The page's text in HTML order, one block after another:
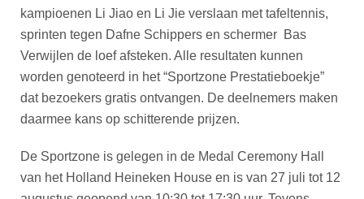
Samenwerking
Formulieren
Alle Verenigingen
Nieuws
Witte Vlekkenplan
JPT
JEC
Veteranenwedstrijden
Wedstrijdorganisatie
Nieuws
Aanvragen van scheidsrechters
Nieuws
Scheidsrechterslijst
Scheidsrechter Documentatie
Opleidingen
Tuchtzaken
Archief
kampioenen Li Jiao en Li Jie verslaan met tafeltennis,
sprinten tegen Dafne Schippers en schermer Bas
Verwijlen de loef afsteken. Alle resultaten kunnen
worden genoteerd in het “Sportzone Prestatieboekje”
dat bezoekers gratis ontvangen. De deelnemers maken
daarmee kans op schitterende prijzen.
De Sportzone is gelegen in de Medal Ceremony Hall
van het Holland Heineken House en is van 27 juli tot 12